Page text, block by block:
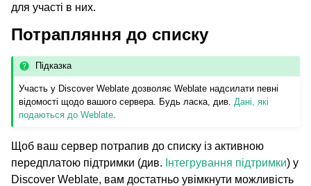
для участі в них.
Потрапляння до списку
Підказка
Участь у Discover Weblate дозволяє Weblate надсилати певні
відомості щодо вашого сервера. Будь ласка, див. Дані, які
подаються до Weblate
Щоб ваш сервер потрапив до списку із активною
передплатою підтримки (див. Інтегрування підтримки) у
Discover Weblate, вам достатньо увімкнути можливість